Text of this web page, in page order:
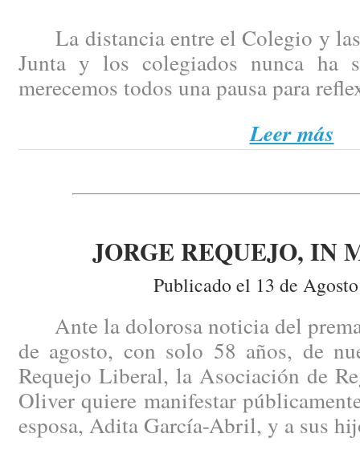
La distancia entre el Colegio y
Junta y los colegiados nunca ha
merecemos todos una pausa para
Leer más
JORGE REQUEJO, IN
Publicado el 13 de
Ante la dolorosa noticia del
de agosto, con solo 58 años, de
Requejo Liberal, la Asociación de
Oliver quiere manifestar
esposa, Adita García-Abril, y a sus